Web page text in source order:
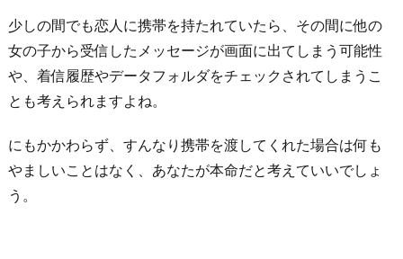
体
の
関
係
断
っ
少しの間でも恋人に携帯を持たれていたら、その間に他の
女の子から受信したメッセージが画面に出てしまう可能性
や、着信履歴やデータフォルダをチェックされてしまうこ
とも考えられますよね。
にもかかわらず、すんなり携帯を渡してくれた場合は何も
やましいことはなく、あなたが本命だと考えていいでしょ
う。